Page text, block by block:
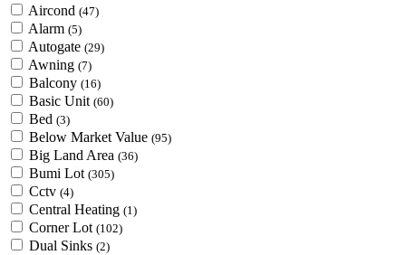
Aircond (47)
Alarm (5)
Autogate (29)
Awning (7)
Balcony (16)
Basic Unit (60)
Bed (3)
Below Market Value (95)
Big Land Area (36)
Bumi Lot (305)
Cctv (4)
Central Heating (1)
Corner Lot (102)
Dual Sinks (2)